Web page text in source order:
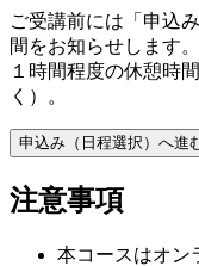
ご受講前には「申込
間をお知らせします
１時間程度の休憩時
く）。
申込み（日程選択）へ進
注意事項
本コースはオン